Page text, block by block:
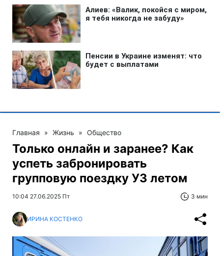
Главная » Жизнь » Общество
Только онлайн и заранее? Как
успеть забронировать
групповую поездку УЗ летом
10:04 27.06.2025 Пт 3 мин
ИРИНА КОСТЕНКО